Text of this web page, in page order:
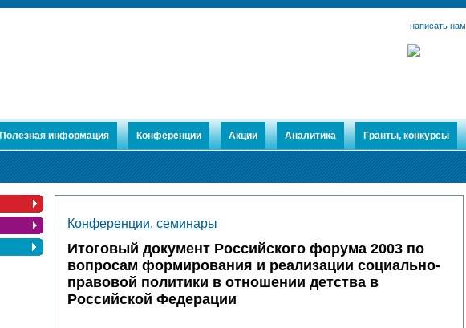
написать нам
Полезная информация Конференции Акции Аналитика Гранты, конкурсы
Конференции, семинары
Итоговый документ Российского форума 2003 по
вопросам формирования и реализации социально-
правовой политики в отношении детства в
Российской Федерации